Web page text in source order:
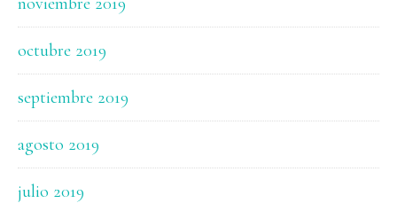
octubre 2019
septiembre 2019
agosto 2019
julio 2019